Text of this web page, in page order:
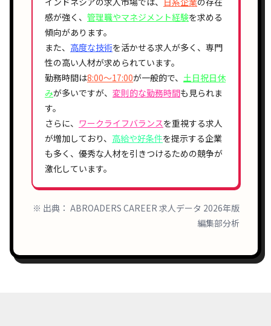
感が強く、 管理職やマネジメント経験を求める
傾向があります。
また、 高度な技術を活かせる求人が多く、専門
性の高い人材が求められています。
勤務時間は8:00〜17:00が一般的で、 土日祝日休
みが多いですが、 変則的な勤務時間も見られま
す。
さらに、 ワークライフバランスを重視する求人
が増加しており、 高給や好条件を提示する企業
も多く、優秀な人材を引きつけるための競争が
激化しています。
※ 出典： ABROADERS CAREER 求人データ 2026年版
編集部分析